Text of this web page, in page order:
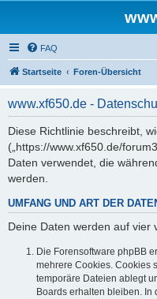
FAQ
Startseite Foren-Übersicht
www.xf650.de -
Diese Richtlinie beschreibt,
(„https://www.xf650.de/
Daten verwendet, die
werden.
UMFANG UND ART DER
Deine Daten werden auf vier
Die Forensoftware phpBB
mehrere Cookies. Cookies
temporäre Dateien ablegt
Boards erhalten bleiben.